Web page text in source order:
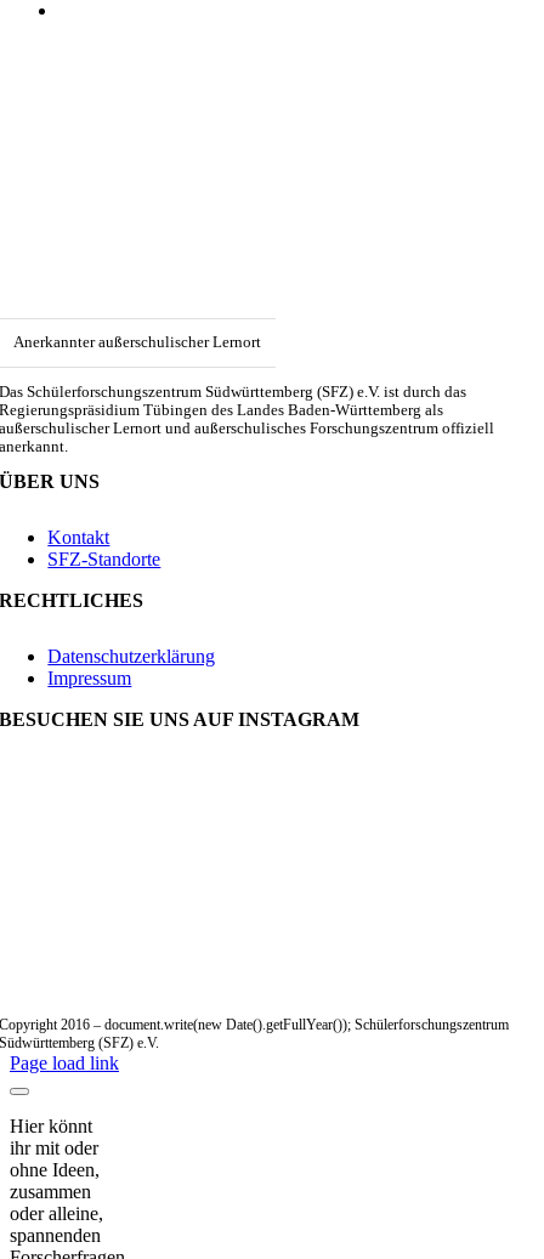
Anerkannter außerschulischer Lernort
Das Schülerforschungszentrum Südwürttemberg (SFZ) e.V. ist durch das
Regierungspräsidium Tübingen des Landes Baden-Württemberg als
außerschulischer Lernort und außerschulisches Forschungszentrum offiziell
anerkannt.
ÜBER UNS
Kontakt
SFZ-Standorte
RECHTLICHES
Datenschutzerklärung
Impressum
BESUCHEN SIE UNS AUF INSTAGRAM
Copyright 2016 – document.write(new Date().getFullYear()); Schülerforschungszentrum
Südwürttemberg (SFZ) e.V.
Page load link
Hier könnt
ihr mit oder
ohne Ideen,
zusammen
oder alleine,
spannenden